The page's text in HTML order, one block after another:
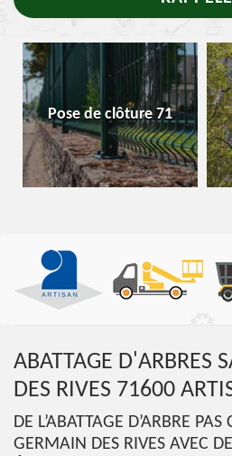
Dégagement fil
Electrique 71
ABATTAGE D'ARBRES
DES RIVES 71600
DE L’ABATTAGE D’ARBRE
GERMAIN DES RIVES AVEC